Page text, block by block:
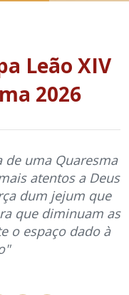
Leão XIV
2026
de uma Quaresma
atentos a Deus
dum jejum que
que diminuam as
o espaço dado à